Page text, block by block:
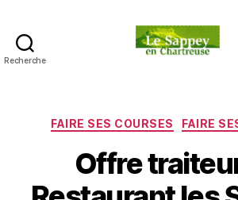
Recherche
en
FAIRE SES COURSES FAIRE
Offre